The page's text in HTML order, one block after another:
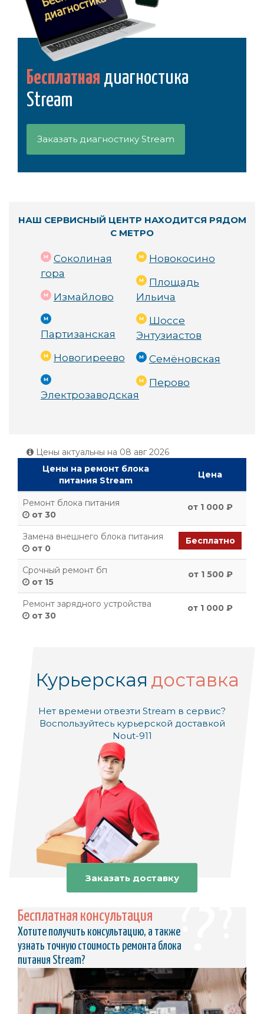
Бесплатная диагностика
Stream
Заказать диагностику Stream
НАШ СЕРВИСНЫЙ ЦЕНТР НАХОДИТСЯ РЯДОМ
С МЕТРО
Соколиная
гора
Измайлово
Партизанская
Новогиреево
Электрозаводская
Новокосино
Площадь
Ильича
Шоссе
Энтузиастов
Семёновская
Перово
Цены актуальны на 08 авг 2026
Цены на ремонт блока
питания Stream
Цена
Ремонт блока питания
от 30
от 1 000 ₽
Замена внешнего блока питания
от 0
Бесплатно
Срочный ремонт бп
от 15
от 1 500 ₽
Ремонт зарядного устройства
от 30
от 1 000 ₽
Курьерская доставка
Нет времени отвезти Stream в сервис?
Воспользуйтесь курьерской доставкой
Nout-911
Заказать доставку
Бесплатная консультация
Хотите получить консультацию, а также
узнать точную стоимость ремонта блока
питания Stream?